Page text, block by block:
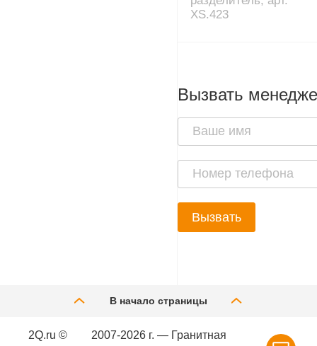
XS.423
Вызвать
Вызвать
В начало страницы
2Q.ru ©
2007-2026 г. — Гранитная